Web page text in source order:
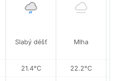
Slabý déšť
21.4°C
Mlha
22.2°C